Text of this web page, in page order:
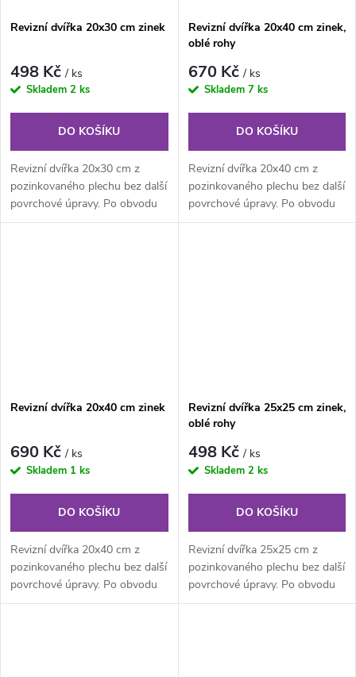
Revizní dvířka 20x30 cm zinek
498 Kč/ ks
Skladem 2 ks
DO KOŠÍKU
Revizní dvířka 20x30 cm z
pozinkovaného plechu bez další
povrchové úpravy. Po obvodu
rámu jsou z vnitřní části...
Revizní dvířka 20x40 cm zinek,
oblé rohy
670 Kč/ ks
Skladem 7 ks
DO KOŠÍKU
Revizní dvířka 20x40 cm z
pozinkovaného plechu bez další
povrchové úpravy. Po obvodu
rámu jsou z vnitřní části...
Revizní dvířka 20x40 cm zinek
690 Kč/ ks
Skladem 1 ks
DO KOŠÍKU
Revizní dvířka 20x40 cm z
pozinkovaného plechu bez další
povrchové úpravy. Po obvodu
rámu jsou z vnitřní části...
Revizní dvířka 25x25 cm zinek,
oblé rohy
498 Kč/ ks
Skladem 2 ks
DO KOŠÍKU
Revizní dvířka 25x25 cm z
pozinkovaného plechu bez další
povrchové úpravy. Po obvodu
rámu jsou z vnitřní části...